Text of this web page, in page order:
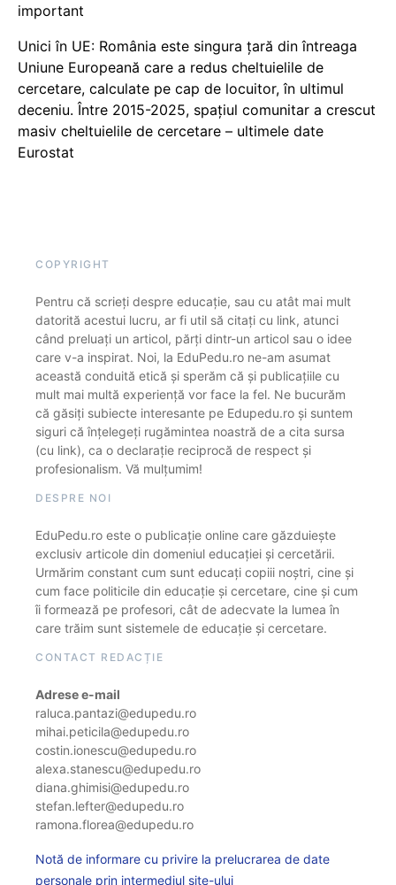
important
Unici în UE: România este singura țară din întreaga
Uniune Europeană care a redus cheltuielile de
cercetare, calculate pe cap de locuitor, în ultimul
deceniu. Între 2015-2025, spațiul comunitar a crescut
masiv cheltuielile de cercetare – ultimele date
Eurostat
COPYRIGHT
Pentru că scrieți despre educație, sau cu atât mai mult
datorită acestui lucru, ar fi util să citați cu link, atunci
când preluați un articol, părți dintr-un articol sau o idee
care v-a inspirat. Noi, la EduPedu.ro ne-am asumat
această conduită etică și sperăm că și publicațiile cu
mult mai multă experiență vor face la fel. Ne bucurăm
că găsiți subiecte interesante pe Edupedu.ro și suntem
siguri că înțelegeți rugămintea noastră de a cita sursa
(cu link), ca o declarație reciprocă de respect și
profesionalism. Vă mulțumim!
DESPRE NOI
EduPedu.ro este o publicație online care găzduiește
exclusiv articole din domeniul educației și cercetării.
Urmărim constant cum sunt educați copiii noștri, cine și
cum face politicile din educație și cercetare, cine și cum
îi formează pe profesori, cât de adecvate la lumea în
care trăim sunt sistemele de educație și cercetare.
CONTACT REDACȚIE
Adrese e-mail
raluca.pantazi@edupedu.ro
mihai.peticila@edupedu.ro
costin.ionescu@edupedu.ro
alexa.stanescu@edupedu.ro
diana.ghimisi@edupedu.ro
stefan.lefter@edupedu.ro
ramona.florea@edupedu.ro
Notă de informare cu privire la prelucrarea de date
personale prin intermediul site-ului